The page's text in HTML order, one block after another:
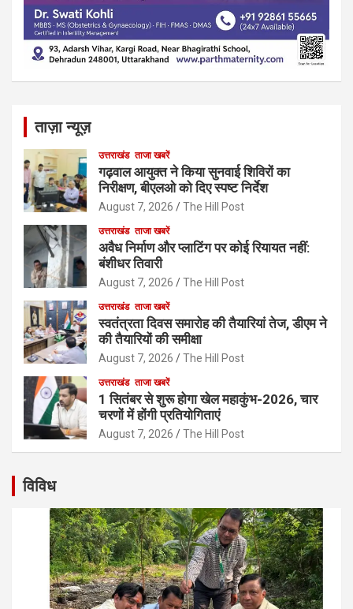
ताज़ा न्यूज़
उत्तराखंड ताजा खबरें
गढ़वाल आयुक्त ने किया सुनवाई शिविरों का
निरीक्षण, बीएलओ को दिए स्पष्ट निर्देश
August 7, 2026 The Hill Post
उत्तराखंड ताजा खबरें
अवैध निर्माण और प्लाटिंग पर कोई रियायत नहीं:
बंशीधर तिवारी
August 7, 2026 The Hill Post
उत्तराखंड ताजा खबरें
स्वतंत्रता दिवस समारोह की तैयारियां तेज, डीएम ने
की तैयारियों की समीक्षा
August 7, 2026 The Hill Post
उत्तराखंड ताजा खबरें
1 सितंबर से शुरू होगा खेल महाकुंभ-2026, चार
चरणों में होंगी प्रतियोगिताएं
August 7, 2026 The Hill Post
विविध